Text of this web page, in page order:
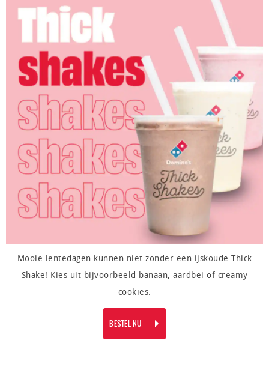
Mooie lentedagen kunnen niet zonder een ijskoude Thick
Shake! Kies uit bijvoorbeeld banaan, aardbei of creamy
cookies.
BESTEL NU